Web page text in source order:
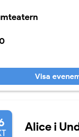
Visa
Alice i